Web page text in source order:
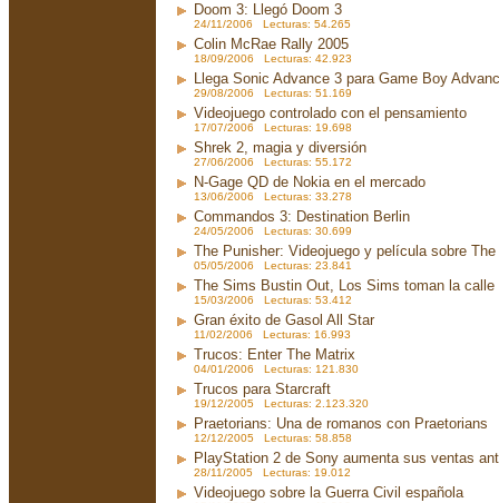
Doom 3: Llegó Doom 3
24/11/2006 Lecturas: 54.265
Colin McRae Rally 2005
18/09/2006 Lecturas: 42.923
Llega Sonic Advance 3 para Game Boy
29/08/2006 Lecturas: 51.169
Videojuego controlado con el pensamiento
17/07/2006 Lecturas: 19.698
Shrek 2, magia y diversión
27/06/2006 Lecturas: 55.172
N-Gage QD de Nokia en el mercado
13/06/2006 Lecturas: 33.278
Commandos 3: Destination Berlin
24/05/2006 Lecturas: 30.699
The Punisher: Videojuego y película sobre
05/05/2006 Lecturas: 23.841
The Sims Bustin Out, Los Sims toman la calle
15/03/2006 Lecturas: 53.412
Gran éxito de Gasol All Star
11/02/2006 Lecturas: 16.993
Trucos: Enter The Matrix
04/01/2006 Lecturas: 121.830
Trucos para Starcraft
19/12/2005 Lecturas: 2.123.320
Praetorians: Una de romanos con Praetorians
12/12/2005 Lecturas: 58.858
PlayStation 2 de Sony aumenta sus ventas
28/11/2005 Lecturas: 19.012
Videojuego sobre la Guerra Civil española